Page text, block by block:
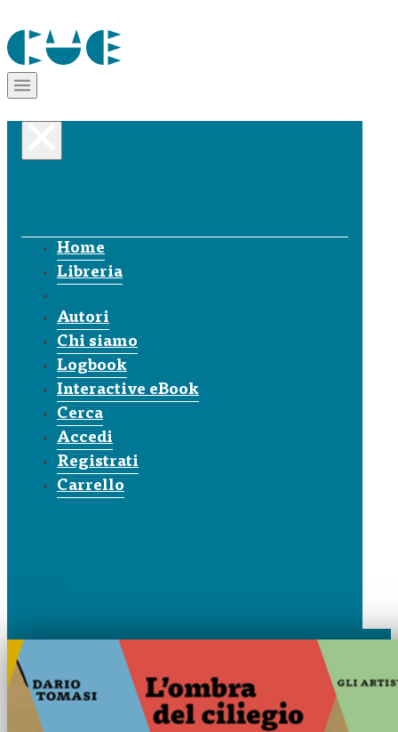
Home
Libreria
Autori
Chi siamo
Logbook
Interactive eBook
Cerca
Accedi
Registrati
Carrello